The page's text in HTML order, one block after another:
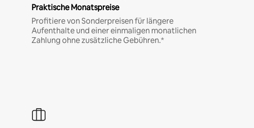
Praktische Monatspreise
Profitiere von Sonderpreisen für längere
Aufenthalte und einer einmaligen monatlichen
Zahlung ohne zusätzliche Gebühren.*